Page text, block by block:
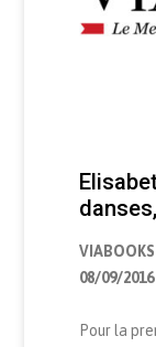
VIABOOKS
08/09/2016
Pour la